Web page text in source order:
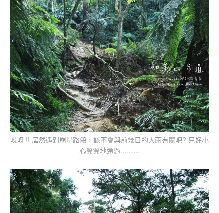
哎呀 !! 居然遇到崩塌路段，該不會與前幾日的大雨有關吧? 只好小
心翼翼地通過..........